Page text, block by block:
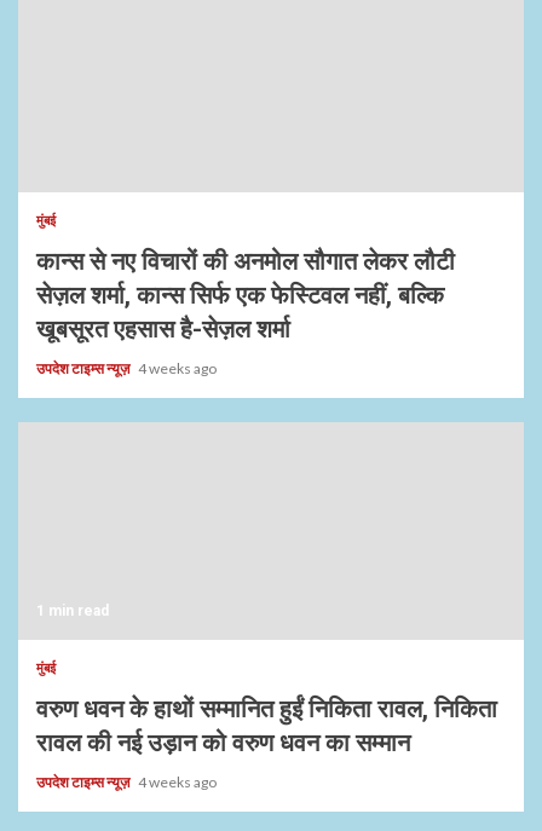
मुंबई
कान्स से नए विचारों की अनमोल सौगात लेकर लौटी
सेज़ल शर्मा, कान्स सिर्फ एक फेस्टिवल नहीं, बल्कि
खूबसूरत एहसास है-सेज़ल शर्मा
उपदेश टाइम्स न्यूज़ 4 weeks ago
1 min read
मुंबई
वरुण धवन के हाथों सम्मानित हुईं निकिता रावल, निकिता
रावल की नई उड़ान को वरुण धवन का सम्मान
उपदेश टाइम्स न्यूज़ 4 weeks ago